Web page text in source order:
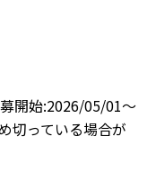
開始:2026/05/01～
切っている場合が